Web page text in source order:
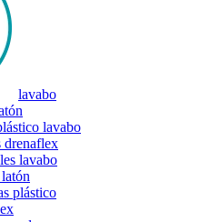
lavabo
lavabo
drenaflex
lavabo
plástico